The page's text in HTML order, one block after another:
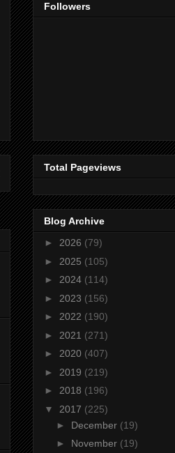
Followers
Total Pageviews
Blog Archive
► 2026 (79)
► 2025 (105)
► 2024 (114)
► 2023 (156)
► 2022 (190)
► 2021 (271)
► 2020 (407)
► 2019 (219)
► 2018 (196)
▼ 2017 (225)
► December (19)
► November (19)